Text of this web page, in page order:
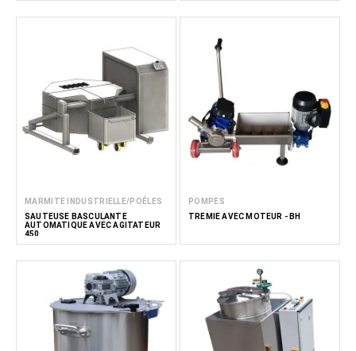
MARMITE INDUSTRIELLE/POÊLES
SAUTEUSE BASCULANTE
AUTOMATIQUE AVEC AGITATEUR
450
POMPES
TRÉMIE AVEC MOTEUR - BH